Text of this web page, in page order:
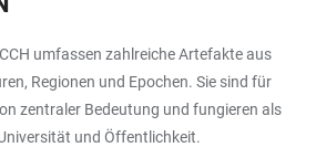
umfassen zahlreiche Artefakte aus
Regionen und Epochen. Sie sind für
zentraler Bedeutung und fungieren als
und Öffentlichkeit.